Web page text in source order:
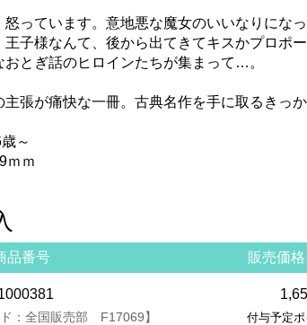
っています。意地悪な魔女のいいなりにな
子様なんて、後から出てきてキスかプロポ
とぎ話のヒロインたちが集まって…。
張が痛快な一冊。古典名作を手に取るきっ
～
ｍｍ
品番号 販売価格
ド：全国販売部 F17069】 付与予定